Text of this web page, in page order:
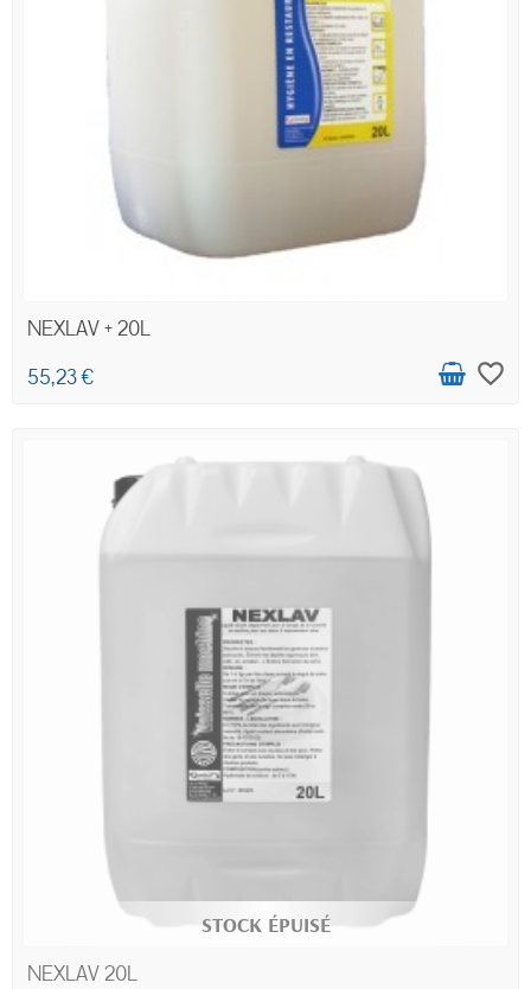
NEXLAV + 20L
55,23 €
favorite_border
STOCK ÉPUISÉ
NEXLAV 20L